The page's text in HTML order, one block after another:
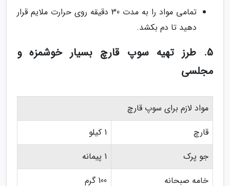
تمامی مواد را به مدت 30 دقیقه روی حرارت ملایم قرار
دهید تا دم بکشد.
5. طرز تهیه سوپ قارچ بسیار خوشمزه و
مجلسی
مواد لازم برای سوپ قارچ
قارچ
1 کیلو
جو پرک
1 پیمانه
خامه صبحانه
100 گرم